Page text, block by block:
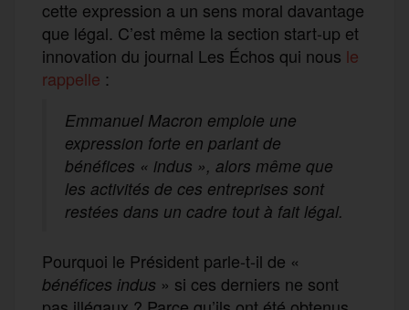
cette expression a un sens moral davantage
que légal. C’est même la section start-up et
innovation du journal Les Échos qui nous le
rappelle :
Emmanuel Macron emploie une
expression forte en parlant de
bénéfices « indus », alors même que
les activités de ces entreprises sont
restées dans un cadre tout à fait légal.
Pourquoi le Président parle-t-il de «
bénéfices indus » si ces derniers ne sont